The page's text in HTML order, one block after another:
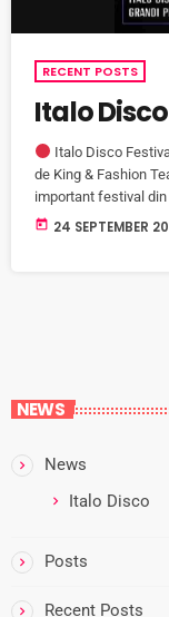
RECENT POSTS
Italo
Italo Disco
de King & Fashion
important festival
Italia, la Valenza,
today 24 SEPTEMBER
NEWS
News
Italo Disco
Posts
Recent Posts